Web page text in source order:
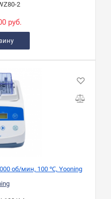
2
руб.
об/мин, 100 ℃, Yooning